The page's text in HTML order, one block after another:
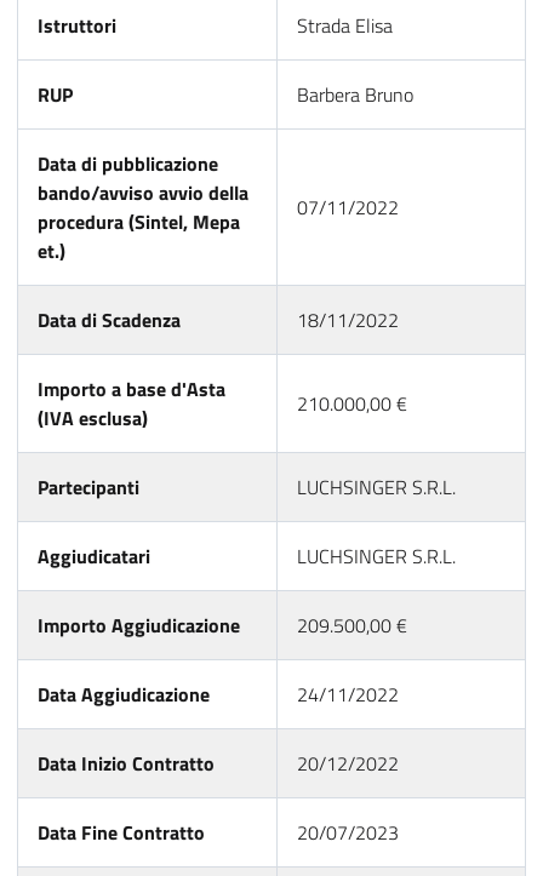
Istruttori Strada Elisa
RUP Barbera Bruno
Data di pubblicazione
bando/avviso avvio della
procedura (Sintel, Mepa
et.)
07/11/2022
Data di Scadenza 18/11/2022
Importo a base d'Asta
(IVA esclusa)
210.000,00 €
Partecipanti LUCHSINGER S.R.L.
Aggiudicatari LUCHSINGER S.R.L.
Importo Aggiudicazione 209.500,00 €
Data Aggiudicazione 24/11/2022
Data Inizio Contratto 20/12/2022
Data Fine Contratto 20/07/2023